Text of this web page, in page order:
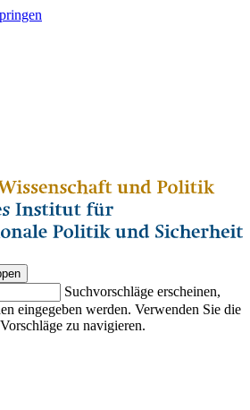
Suchvorschläge erscheinen,
eingegeben werden. Verwenden Sie die
zu navigieren.